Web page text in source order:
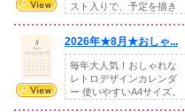
スト入りで、予定を描き
2026年★8月★おしゃ...
毎年大人気！おしゃれな
レトロデザインカレンダ
ー 使いやすいA4サイズ。